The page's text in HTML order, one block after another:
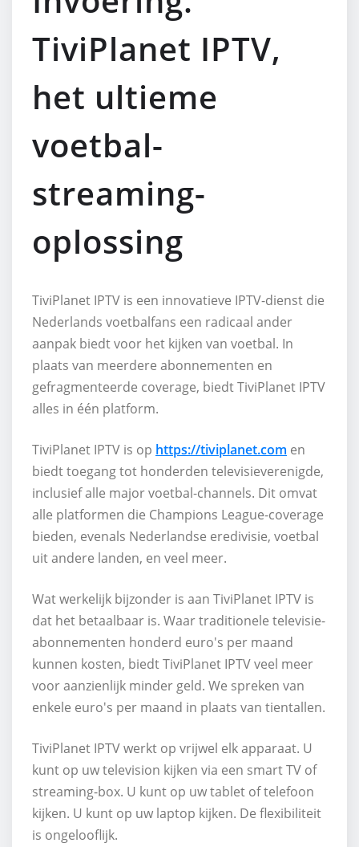
TiviPlanet IPTV,
het ultieme
voetbal-
streaming-
oplossing
TiviPlanet IPTV is een innovatieve IPTV-dienst die
Nederlands voetbalfans een radicaal ander
aanpak biedt voor het kijken van voetbal. In
plaats van meerdere abonnementen en
gefragmenteerde coverage, biedt TiviPlanet IPTV
alles in één platform.
TiviPlanet IPTV is op https://tiviplanet.com en
biedt toegang tot honderden televisieverenigde,
inclusief alle major voetbal-channels. Dit omvat
alle platformen die Champions League-coverage
bieden, evenals Nederlandse eredivisie, voetbal
uit andere landen, en veel meer.
Wat werkelijk bijzonder is aan TiviPlanet IPTV is
dat het betaalbaar is. Waar traditionele televisie-
abonnementen honderd euro's per maand
kunnen kosten, biedt TiviPlanet IPTV veel meer
voor aanzienlijk minder geld. We spreken van
enkele euro's per maand in plaats van tientallen.
TiviPlanet IPTV werkt op vrijwel elk apparaat. U
kunt op uw television kijken via een smart TV of
streaming-box. U kunt op uw tablet of telefoon
kijken. U kunt op uw laptop kijken. De flexibiliteit
is ongelooflijk.